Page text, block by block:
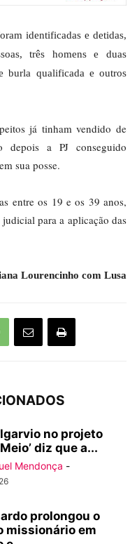
identificadas e detidas,
três homens e duas
burla qualificada e outros
já tinham vendido de
depois a PJ conseguido
sua posse.
entre os 19 e os 39 anos,
para a aplicação das
Lourencinho com Lusa
no projeto
diz que a...
Mendonça -
prolongou o
missionário em